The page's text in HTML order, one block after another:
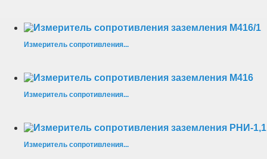
Измеритель сопротивления...
Измеритель сопротивления...
Измеритель сопротивления...